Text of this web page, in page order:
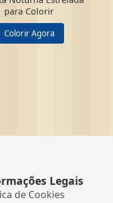
para Colorir
Colorir Agora
Legais
de Cookies